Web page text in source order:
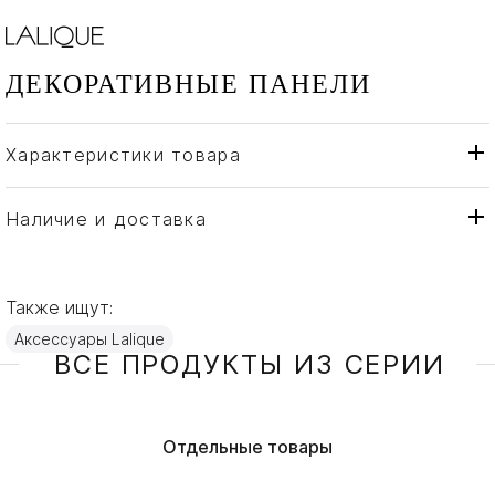
ДЕКОРАТИВНЫЕ ПАНЕЛИ
Характеристики товара
Бренд
Lalique
Страна производителя
Наличие и доставка
Также ищут:
Аксессуары Lalique
ВСЕ ПРОДУКТЫ ИЗ СЕРИИ
Отдельные товары